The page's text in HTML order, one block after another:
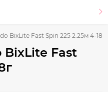
BixLite Fast Spin 225 2.25м 4-18г
Fast